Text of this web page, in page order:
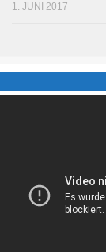
1. JUNI 2017